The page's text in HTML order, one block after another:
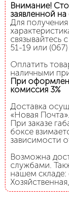
Внимание!
заявленной на
Для
связывайтесь
51-19 или
Оплатить
наличными
При
комиссия 3%
Доставка
«Новая Почта».
При заказе
боксе
зависимости
Возможна
службами.
нашем складе: